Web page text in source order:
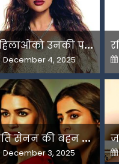
म
हिलाओंको उनकी पसंद के लिए उन्हें जज किया जाता है-मलाइका
Posted
on
December 4, 2025
क
ृति सेनन की बहन नूपुर अगले महीने करेंगी डेस्टिनेशन मैरिज
Posted
on
December 3, 2025